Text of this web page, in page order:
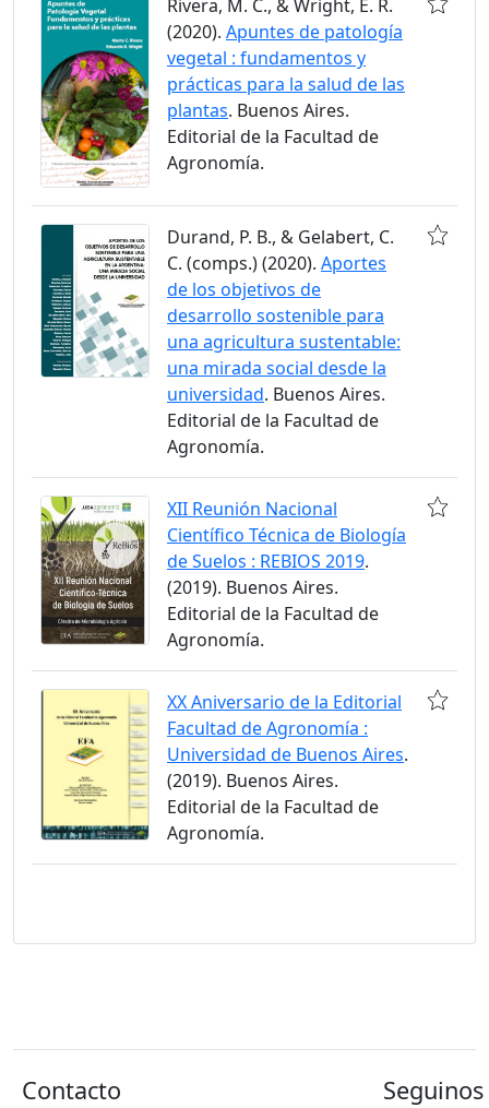
Rivera, M. C., & Wright, E. R.
(2020). Apuntes de patología
vegetal : fundamentos y
prácticas para la salud de las
plantas. Buenos Aires.
Editorial de la Facultad de
Agronomía.
Durand, P. B., & Gelabert, C.
C. (comps.) (2020). Aportes
de los objetivos de
desarrollo sostenible para
una agricultura sustentable:
una mirada social desde la
universidad. Buenos Aires.
Editorial de la Facultad de
Agronomía.
XII Reunión Nacional
Científico Técnica de Biología
de Suelos : REBIOS 2019.
(2019). Buenos Aires.
Editorial de la Facultad de
Agronomía.
XX Aniversario de la Editorial
Facultad de Agronomía :
Universidad de Buenos Aires.
(2019). Buenos Aires.
Editorial de la Facultad de
Agronomía.
Contacto